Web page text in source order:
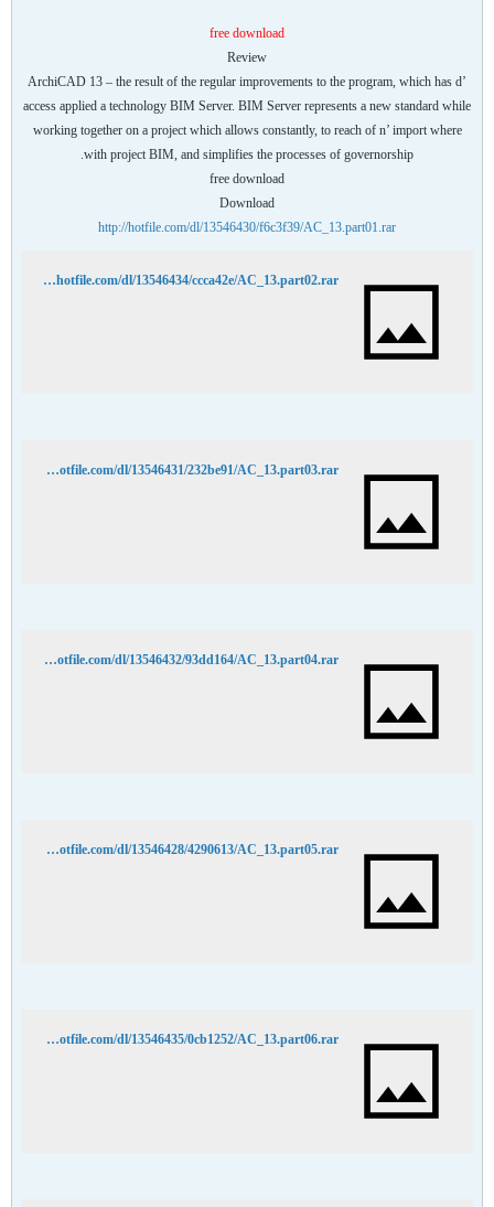
free download
Review
ArchiCAD 13 – the result of the regular improvements to the program, which has d’
access applied a technology BIM Server. BIM Server represents a new standard while
working together on a project which allows constantly, to reach of n’ import where
with project BIM, and simplifies the processes of governorship.
free download
Download
http://hotfile.com/dl/13546430/f6c3f39/AC_13.part01.rar
http://hotfile.com/dl/13546434/ccca42e/AC_13.part02.rar
http://hotfile.com/dl/13546431/232be91/AC_13.part03.rar
http://hotfile.com/dl/13546432/93dd164/AC_13.part04.rar
http://hotfile.com/dl/13546428/4290613/AC_13.part05.rar
http://hotfile.com/dl/13546435/0cb1252/AC_13.part06.rar